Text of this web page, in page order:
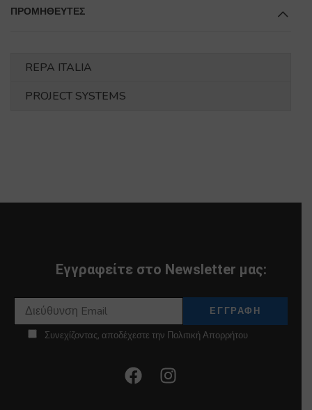
ΠΡΟΜΗΘΕΥΤΕΣ
REPA ITALIA
PROJECT SYSTEMS
Εγγραφείτε στο Newsletter μας:
Συνεχίζοντας, αποδέχεστε την Πολιτική Απορρήτου